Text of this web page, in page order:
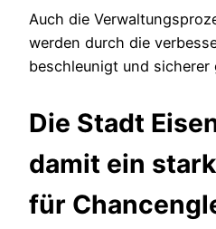
Auch die
werden durch die
beschleunigt und sicherer
Die Stadt
damit ein
für